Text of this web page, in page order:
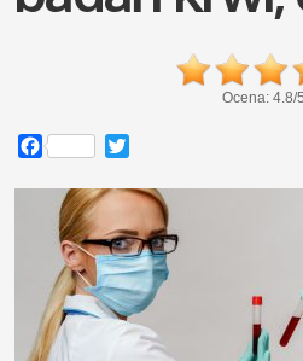
Ocena:4.8/
Facebook